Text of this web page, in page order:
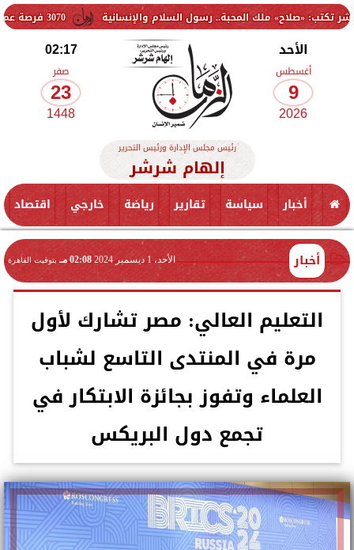
3070 فرصة عمل جديدة بالقطاع الخاص.. وظائف برواتب تصل إلى 9500 جنيه ملك المحبة.. رسول السلام والإنسانية
الأحد
أغسطس
9
2026
02:17
صفر
23
1448
رئيس مجلس الإدارة ورئيس التحرير
إلهام شرشر
أخبار سياسة تقارير رياضة خارجي اقتصاد
أخبار الأحد، 1 ديسمبر 2024 02:08 مـ بتوقيت القاهرة
التعليم العالي: مصر تشارك لأول
مرة في المنتدى التاسع لشباب
العلماء وتفوز بجائزة الابتكار في
تجمع دول البريكس